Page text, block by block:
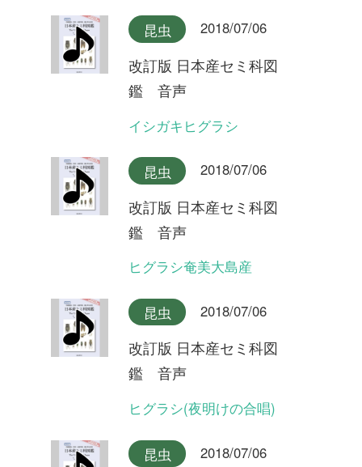
改訂版 日本産セミ科図
鑑 音声
ダイトウヒメハルゼミ
昆虫 2018/07/06
改訂版 日本産セミ科図
鑑 音声
ヒメハルゼミ奄美大島産
昆虫 2018/07/06
鑑 音声
ヒメハルゼミ(夕方の合唱)
昆虫 2018/07/06
改訂版 日本産セミ科図
ヒメハルゼミ(日中の合唱)
昆虫 2018/07/06